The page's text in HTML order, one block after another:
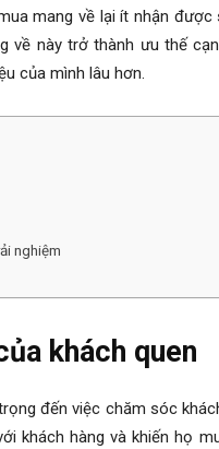
mang về lại ít nhận
về này trở thành ưu thế
của mình lâu hơn.
nghiệm
khách quen
đến việc chăm sóc
khách hàng và khiến họ